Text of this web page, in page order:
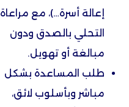
إعالة أسرة…)، مع مراعاة
التحلي بالصدق ودون
مبالغة أو تهويل.
طلب المساعدة بشكل
مباشر وبأسلوب لائق،